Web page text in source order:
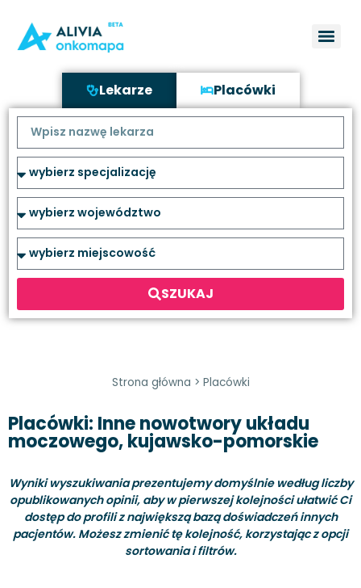
Lekarze Placówki
SZUKAJ
Strona główna > Placówki
Placówki: Inne nowotwory układu
moczowego, kujawsko-pomorskie
Wyniki wyszukiwania prezentujemy domyślnie według liczby
opublikowanych opinii, aby w pierwszej kolejności ułatwić Ci
dostęp do profili z największą bazą doświadczeń innych
pacjentów. Możesz zmienić tę kolejność, korzystając z opcji
sortowania i filtrów.